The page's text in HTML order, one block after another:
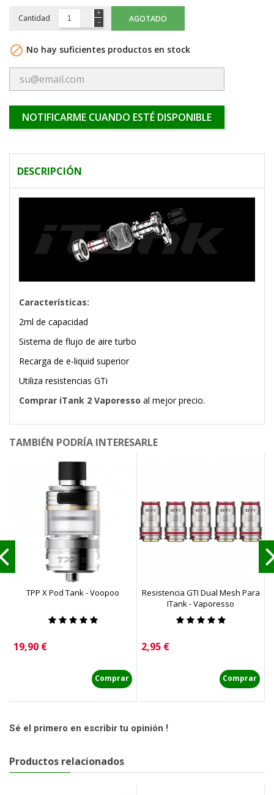
Cantidad AGOTADO
 No hay suficientes productos en stock
NOTIFICARME CUANDO ESTÉ DISPONIBLE
DESCRIPCIÓN
Características:
2ml de capacidad
Sistema de flujo de aire turbo
Recarga de e-liquid superior
Utiliza resistencias GTi
Comprar iTank 2 Vaporesso al mejor precio.
TAMBIÉN PODRÍA INTERESARLE
TPP X Pod Tank - Voopoo
Precio
19,90 €
Comprar
Resistencia GTI Dual Mesh Para
ITank - Vaporesso
Precio
2,95 €
Comprar
Sé el primero en escribir tu opinión !
Productos relacionados